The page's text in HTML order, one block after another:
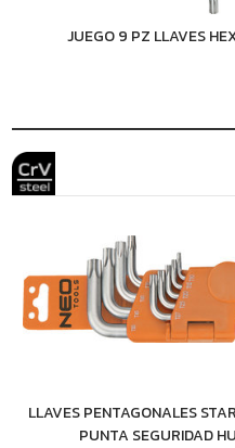
JUEGO 9 PZ LLAVES
LLAVES PENTAGONALES
PUNTA SEGURIDAD